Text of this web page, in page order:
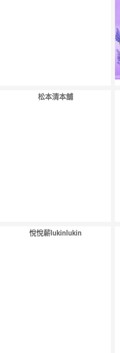
松本清本舖
悅悅薪lukinlukin